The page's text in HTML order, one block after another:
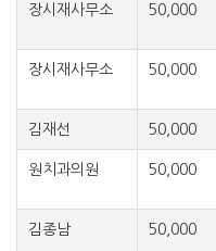
장시재사무소 50,000
장시재사무소 50,000
김재선 50,000
원치과의원 50,000
김종남 50,000